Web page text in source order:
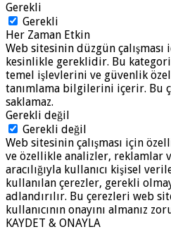
Gerekli
Gerekli
Her Zaman Etkin
Web sitesinin düzgün
kesinlikle gereklidir. Bu
temel işlevlerini ve güvenlik
tanımlama bilgilerini içerir. Bu
saklamaz.
Gerekli değil
Gerekli değil
Web sitesinin çalışması için
ve özellikle analizler, reklamlar
aracılığıyla kullanıcı kişisel
kullanılan çerezler, gerekli
adlandırılır. Bu çerezleri web
kullanıcının onayını almanız
KAYDET & ONAYLA